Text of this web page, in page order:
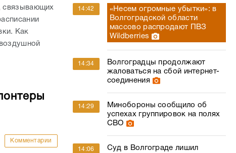
связывающих
Как
Комментарии
14:42
«Несем огромные убытки»: в
Волгоградской области
массово распродают ПВЗ
Wildberries
14:34
Волгоградцы продолжают
жаловаться на сбой интернет-
соединения
14:29
Минобороны сообщило об
успехах группировок на полях
СВО
14:06
Суд в Волгограде лишил